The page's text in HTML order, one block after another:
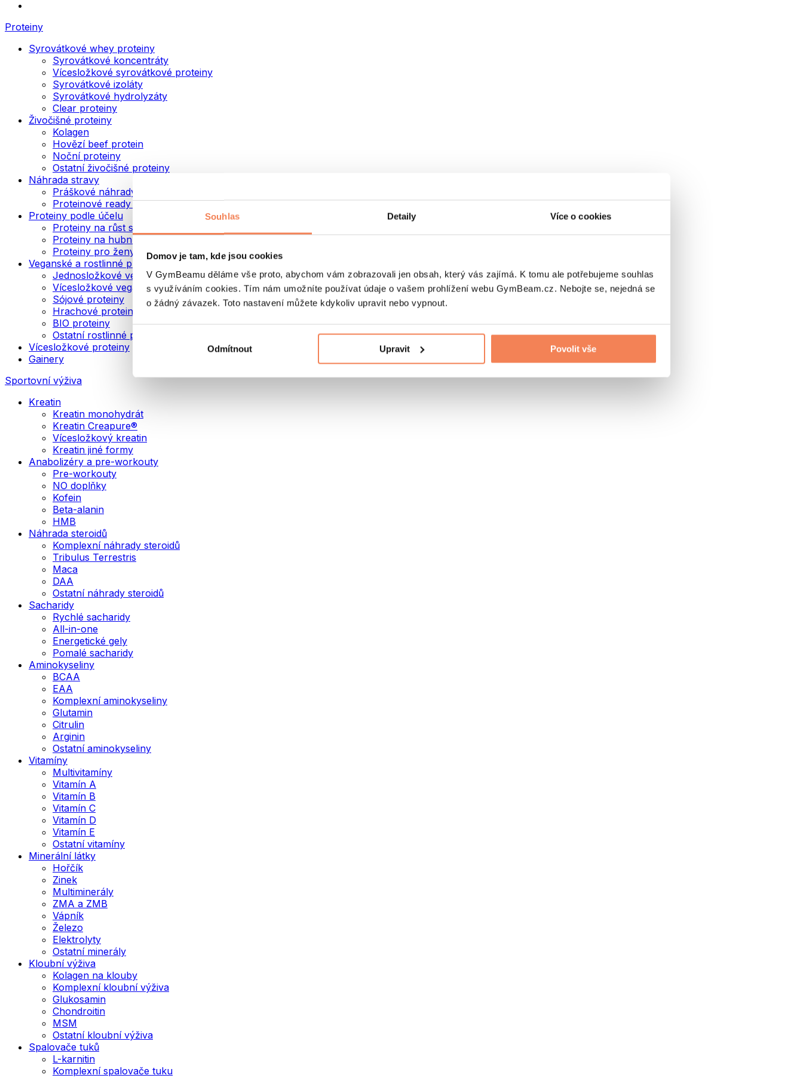
Souhlas Detaily Více o cookies
Domov je tam, kde jsou cookies
V GymBeamu děláme vše proto, abychom vám zobrazovali jen obsah, který vás zajímá. K tomu ale potřebujeme souhlas
s využíváním cookies. Tím nám umožníte používat údaje o vašem prohlížení webu GymBeam.cz. Nebojte se, nejedná se
o žádný závazek. Toto nastavení můžete kdykoliv upravit nebo vypnout.
Odmítnout Upravit Povolit vše
Proteiny
Syrovátkové whey proteiny
Syrovátkové koncentráty
Vícesložkové syrovátkové proteiny
Syrovátkové izoláty
Syrovátkové hydrolyzáty
Clear proteiny
Živočišné proteiny
Kolagen
Hovězí beef protein
Noční proteiny
Ostatní živočišné proteiny
Náhrada stravy
Práškové náhrady stravy
Proteinové ready to drink nápoje
Proteiny podle účelu
Proteiny na růst svalů
Proteiny na hubnutí
Proteiny pro ženy
Veganské a rostlinné proteiny
Jednosložkové veganské proteiny
Vícesložkové veganské proteiny
Sójové proteiny
Hrachové proteiny
BIO proteiny
Ostatní rostlinné proteiny
Vícesložkové proteiny
Gainery
Sportovní výživa
Kreatin
Kreatin monohydrát
Kreatin Creapure®
Vícesložkový kreatin
Kreatin jiné formy
Anabolizéry a pre-workouty
Pre-workouty
NO doplňky
Kofein
Beta-alanin
HMB
Náhrada steroidů
Komplexní náhrady steroidů
Tribulus Terrestris
Maca
DAA
Ostatní náhrady steroidů
Sacharidy
Rychlé sacharidy
All-in-one
Energetické gely
Pomalé sacharidy
Aminokyseliny
BCAA
EAA
Komplexní aminokyseliny
Glutamin
Citrulin
Arginin
Ostatní aminokyseliny
Vitamíny
Multivitamíny
Vitamín A
Vitamín B
Vitamín C
Vitamín D
Vitamín E
Ostatní vitamíny
Minerální látky
Hořčík
Zinek
Multiminerály
ZMA a ZMB
Vápník
Železo
Elektrolyty
Ostatní minerály
Kloubní výživa
Kolagen na klouby
Komplexní kloubní výživa
Glukosamin
Chondroitin
MSM
Ostatní kloubní výživa
Spalovače tuků
L-karnitin
Komplexní spalovače tuku